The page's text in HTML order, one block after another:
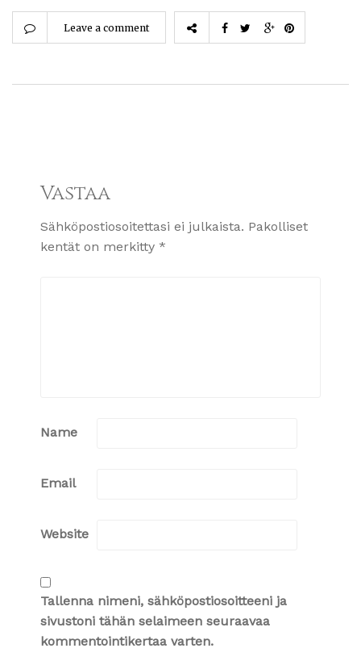
Leave a comment
Vastaa
Sähköpostiosoitettasi ei julkaista. Pakolliset
kentät on merkitty *
Name
Email
Website
Tallenna nimeni, sähköpostiosoitteeni ja
sivustoni tähän selaimeen seuraavaa
kommentointikertaa varten.